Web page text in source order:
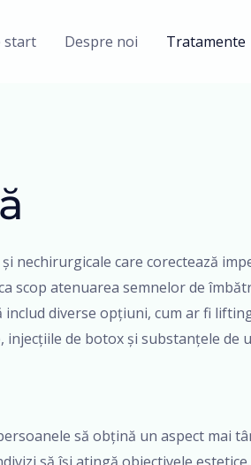
start Despre noi Tratamente
nechirurgicale care corectează
scop atenuarea semnelor de
diverse opțiuni, cum ar fi
de botox și substanțele de
să obțină un aspect mai